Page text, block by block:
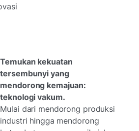
Temukan kekuatan
tersembunyi yang
mendorong kemajuan:
teknologi vakum.
Mulai dari mendorong produksi
industri hingga mendorong